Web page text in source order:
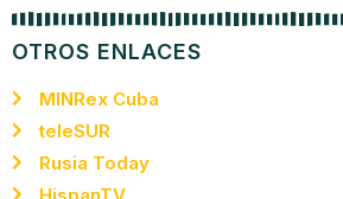
OTROS ENLACES
MINRex Cuba
teleSUR
Rusia Today
HispanTV